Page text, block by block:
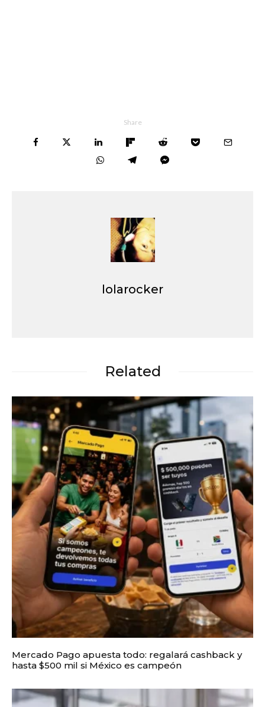
Share
lolarocker
Related
Mercado Pago apuesta todo: regalará cashback y
hasta $500 mil si México es campeón